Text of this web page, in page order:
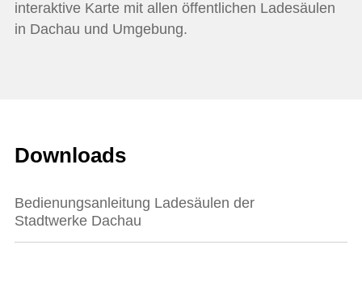
interaktive Karte mit allen öffentlichen Ladesäulen
in Dachau und Umgebung.
Downloads
Bedienungsanleitung Ladesäulen der
Stadtwerke Dachau